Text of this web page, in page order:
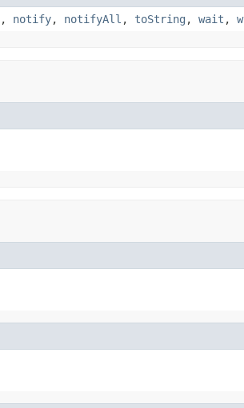
, notify, notifyAll , toString , wait ,